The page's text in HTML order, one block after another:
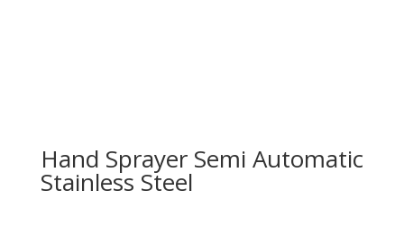
Hand Sprayer Semi Automatic
Stainless Steel